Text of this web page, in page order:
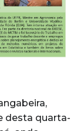
desta quarta-